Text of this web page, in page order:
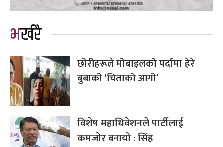
भर्खरै
छोरीहरूले मोबाइलको पर्दामा हेरे
बुबाको ‘चिताको आगो’
विशेष महाधिवेशनले पार्टीलाई
कमजोर बनायो : सिंह